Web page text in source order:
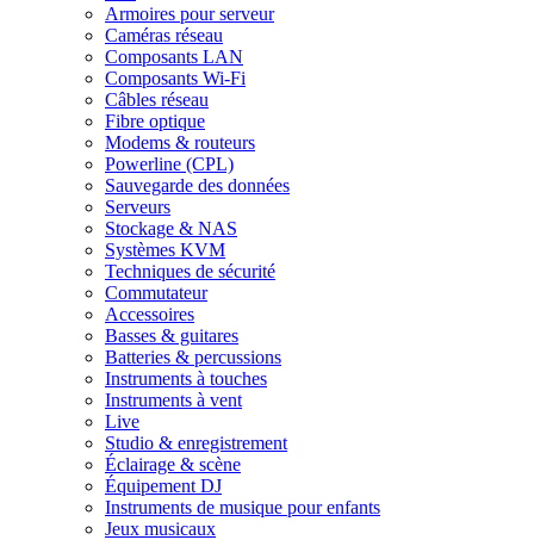
Armoires pour serveur
Caméras réseau
Composants LAN
Composants Wi-Fi
Câbles réseau
Fibre optique
Modems & routeurs
Powerline (CPL)
Sauvegarde des données
Serveurs
Stockage & NAS
Systèmes KVM
Techniques de sécurité
Commutateur
Accessoires
Basses & guitares
Batteries & percussions
Instruments à touches
Instruments à vent
Live
Studio & enregistrement
Éclairage & scène
Équipement DJ
Instruments de musique pour enfants
Jeux musicaux